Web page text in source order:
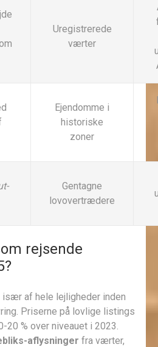
Uregistrerede
værter
Ejendomme i
historiske
zoner
Gentagne
lovovertrædere
rejsende
især af hele lejligheder inden
Priserne på lovlige listings
20 % over niveauet i 2023.
aflysninger fra værter,